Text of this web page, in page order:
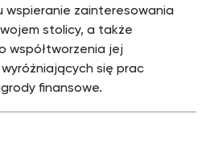
wspieranie zainteresowania
stolicy, a także
współtworzenia jej
się prac
finansowe.